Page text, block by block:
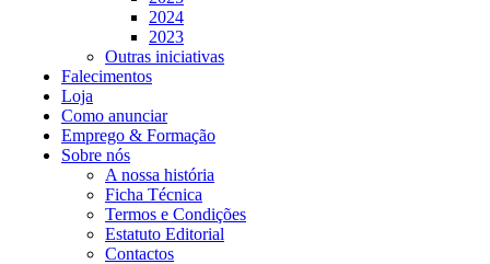
2024
2023
Outras iniciativas
Falecimentos
Loja
Como anunciar
Emprego & Formação
Sobre nós
A nossa história
Ficha Técnica
Termos e Condições
Estatuto Editorial
Contactos